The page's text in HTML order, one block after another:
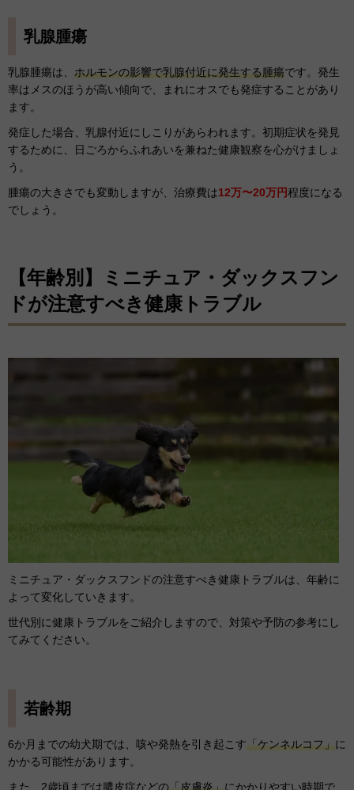
乳腺腫瘍
乳腺腫瘍は、 ホルモンの影響で乳腺付近に発生する腫瘍です。発生
率はメスのほうが高い傾向で、まれにオスでも発症することがあり
ます。
発症した場合、乳腺付近にしこりがあらわれます。初期症状を発見
するために、日ごろからふれあいを兼ねた健康観察を心がけましょ
う。
腫瘍の大きさでも変動しますが、治療費は12万〜20万円程度になる
でしょう。
【年齢別】ミニチュア・ダックスフン
ドが注意すべき健康トラブル
ミニチュア・ダックスフンドの注意すべき健康トラブルは、年齢に
よって変化していきます。
世代別に健康トラブルをご紹介しますので、対策や予防の参考にし
てみてください。
若齢期
6か月までの幼犬期では、咳や発熱を引き起こす「ケンネルコフ」に
かかる可能性があります。
また、2歳頃までは膿皮症などの「皮膚炎」にかかりやすい時期で